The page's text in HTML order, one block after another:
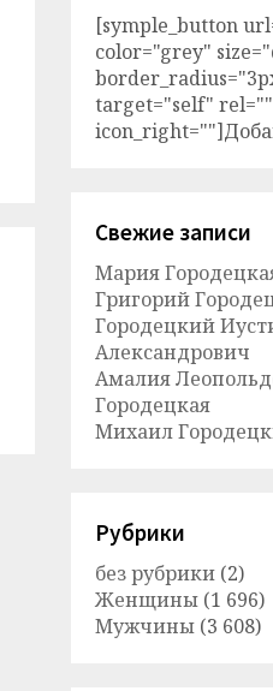
[symple_button
color="grey"
target="self"
Свежие записи
Мария
Григорий
Городецкий
Александрович
Амалия
Городецкая
Михаил
Рубрики
без рубрики (2)
Женщины (1 696)
Мужчины (3 608)